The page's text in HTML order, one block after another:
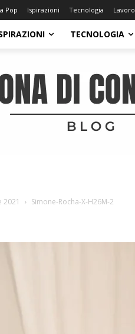
Pop Ispirazioni Tecnologia Lavoro
TECNOLOGIA
2021 Simone-Rocha-X-H26M-2